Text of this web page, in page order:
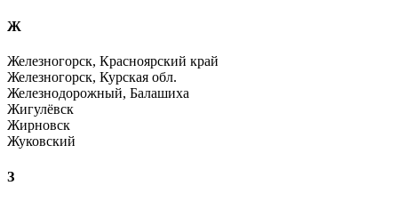
Ж
Железногорск, Красноярский край
Железногорск, Курская обл.
Железнодорожный, Балашиха
Жигулёвск
Жирновск
Жуковский
З